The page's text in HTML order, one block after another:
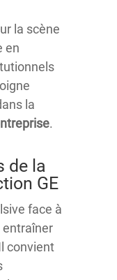
la scène
en
la
.
de la
GE
face à
entraîner
convient